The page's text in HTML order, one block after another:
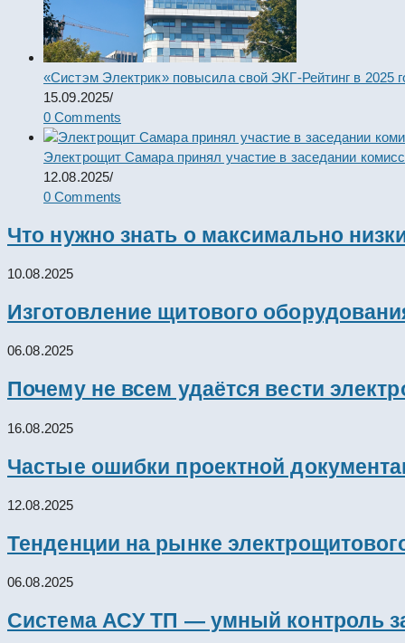
«Систэм Электрик» повысила свой ЭКГ-Рейтинг в 2025
15.09.2025/
0 Comments
Электрощит Самара принял участие в заседании
12.08.2025/
0 Comments
Что нужно знать о максимально
10.08.2025
Изготовление щитового
06.08.2025
Почему не всем удаётся вести
16.08.2025
Частые ошибки проектной
12.08.2025
Тенденции на рынке
06.08.2025
Система АСУ ТП — умный контроль